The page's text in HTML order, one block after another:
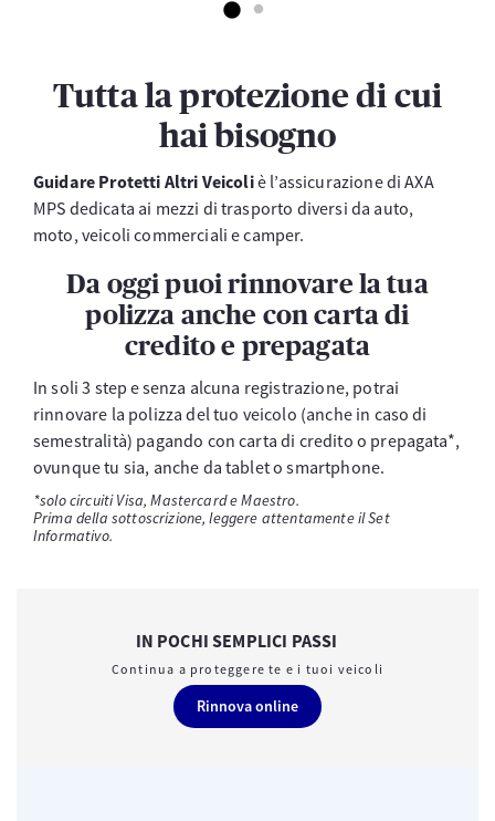
Tutta la protezione di cui
hai bisogno
Guidare Protetti Altri Veicoliè l’assicurazione di AXA
MPS dedicata ai mezzi di trasporto diversi da auto,
moto, veicoli commerciali e camper.
Da oggi puoi rinnovare la tua
polizza anche con carta di
credito e prepagata
In soli 3 step e senza alcuna registrazione, potrai
rinnovare la polizza del tuo veicolo (anche in caso di
semestralità) pagando con carta di credito o prepagata*,
ovunque tu sia, anche da tablet o smartphone.
*solo circuiti Visa, Mastercard e Maestro.
Prima della sottoscrizione, leggere attentamente il Set
Informativo.
IN POCHI SEMPLICI PASSI
Continua a proteggere te e i tuoi veicoli
Rinnova online